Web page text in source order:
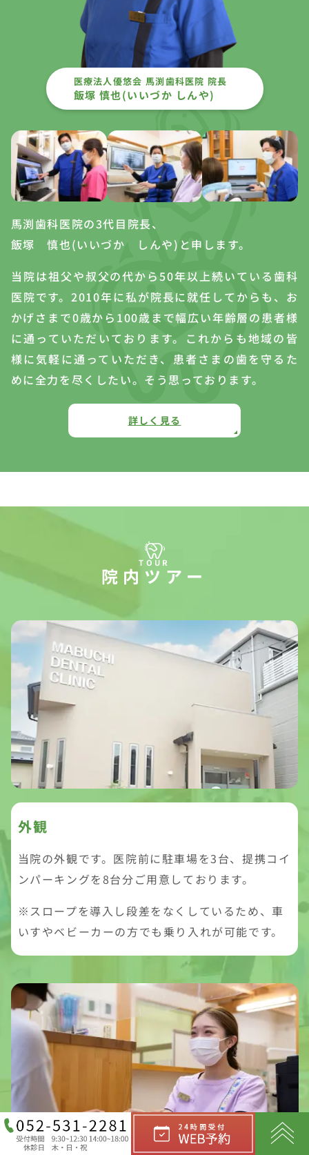
医療法人優悠会 馬渕歯科医院 院長
飯塚 慎也(いいづか しんや)
馬渕歯科医院の3代目院長、
飯塚 慎也(いいづか しんや)と申します。
当院は祖父や叔父の代から50年以上続いている歯科
医院です。2010年に私が院長に就任してからも、お
かげさまで0歳から100歳まで幅広い年齢層の患者様
に通っていただいております。これからも地域の皆
様に気軽に通っていただき、患者さまの歯を守るた
めに全力を尽くしたい。そう思っております。
詳しく見る
院内ツアー
外観
当院の外観です。医院前に駐車場を3台、提携コイ
ンパーキングを8台分ご用意しております。
※スロープを導入し段差をなくしているため、車
いすやベビーカーの方でも乗り入れが可能です。